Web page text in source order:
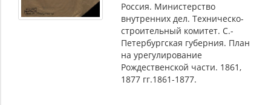
Россия. Министерство
внутренних дел. Техническо-
строительный комитет. С.-
Петербургская губерния. План
на урегулирование
Рождественской части. 1861,
1877 гг.1861-1877.